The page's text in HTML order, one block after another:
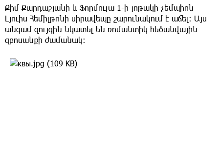
Քիմ Քարդաշյանի և Ֆորմուլա 1-ի յոթակի չեմպիոն
Լյուիս Հեմիլթոնի սիրավեպը շարունակում է աճել։ Այս
անգամ զույգին նկատել են ռոմանտիկ հեծանվային
զբոսանքի ժամանակ։